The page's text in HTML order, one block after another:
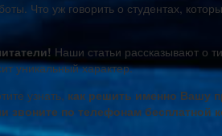
Что уж говорить о студентах,
Наши статьи рассказывают о
уникальный характер.
узнать, как решить именно Вашу
звоните по телефонам бесплатной